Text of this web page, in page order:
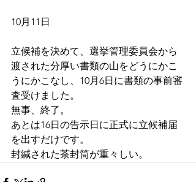
10月11日
立候補を決めて、選挙管理委員会から
渡された分厚い書類の山をどうにかこ
うにかこなし、10月6日に書類の事前審
査受けました。
無事、終了。
あとは16日の告示日に正式に立候補届
を出すだけです。
封緘された茶封筒が重々しい。